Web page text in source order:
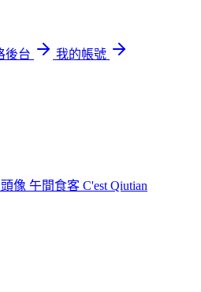
後台
我的帳號
午間食客 C'est Qiutian